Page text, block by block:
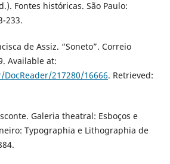
Fontes históricas. São Paulo:
233.
de Assiz. “Soneto”. Correio
Available at:
217280/16666. Retrieved:
Galeria theatral: Esboços e
Typographia e Lithographia de